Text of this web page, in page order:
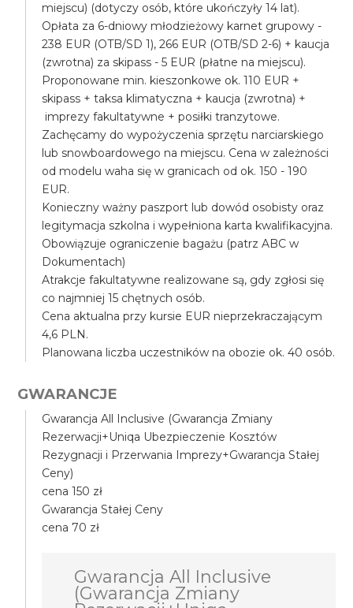
miejscu) (dotyczy osób, które ukończyły 14 lat).
Opłata za 6-dniowy młodzieżowy karnet grupowy -
238 EUR (OTB/SD 1), 266 EUR (OTB/SD 2-6) + kaucja
(zwrotna) za skipass - 5 EUR (płatne na miejscu).
Proponowane min. kieszonkowe ok. 110 EUR +
skipass + taksa klimatyczna + kaucja (zwrotna) +
imprezy fakultatywne + posiłki tranzytowe.
Zachęcamy do wypożyczenia sprzętu narciarskiego
lub snowboardowego na miejscu. Cena w zależności
od modelu waha się w granicach od ok. 150 - 190
EUR.
Konieczny ważny paszport lub dowód osobisty oraz
legitymacja szkolna i wypełniona karta kwalifikacyjna.
Obowiązuje ograniczenie bagażu (patrz ABC w
Dokumentach)
Atrakcje fakultatywne realizowane są, gdy zgłosi się
co najmniej 15 chętnych osób.
Cena aktualna przy kursie EUR nieprzekraczającym
4,6 PLN.
Planowana liczba uczestników na obozie ok. 40 osób.
GWARANCJE
Gwarancja All Inclusive (Gwarancja Zmiany
Rezerwacji+Uniqa Ubezpieczenie Kosztów
Rezygnacji i Przerwania Imprezy+Gwarancja Stałej
Ceny)
cena 150 zł
Gwarancja Stałej Ceny
cena 70 zł
Gwarancja All Inclusive
(Gwarancja Zmiany